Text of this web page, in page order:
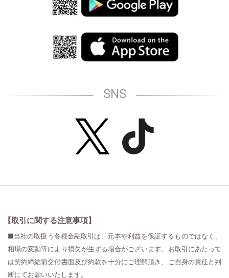
SNS
【取引に関する注意事項】
■当社の取扱う各種金融取引は、元本や利益を保証するものではなく、
相場の変動等により損失が生ずる場合がございます。お取引にあたって
は契約締結前交付書面及び約款を十分にご理解頂き、ご自身の責任と判
断にてお願いいたします。